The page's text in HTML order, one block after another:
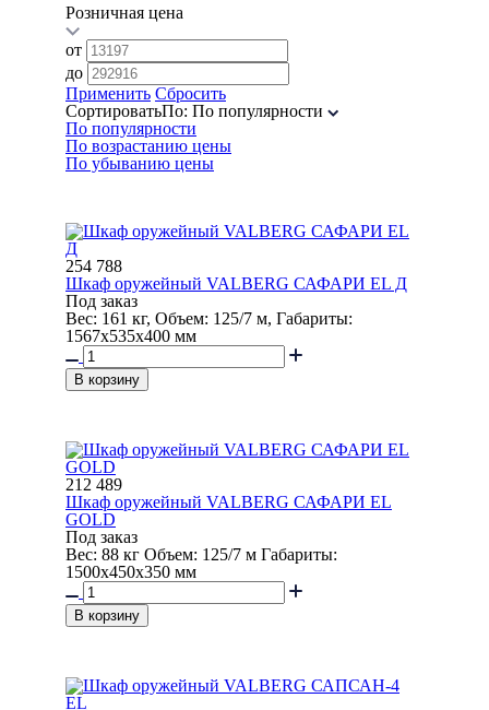
Розничная цена
от
до
Применить Сбросить
СортироватьПо: По популярности
По популярности
По возрастанию цены
По убыванию цены
254 788
Шкаф оружейный VALBERG САФАРИ EL Д
Под заказ
Вес: 161 кг, Объем: 125/7 м, Габариты:
1567x535x400 мм
В корзину
212 489
Шкаф оружейный VALBERG САФАРИ EL
GOLD
Под заказ
Вес: 88 кг Объем: 125/7 м Габариты:
1500x450x350 мм
В корзину